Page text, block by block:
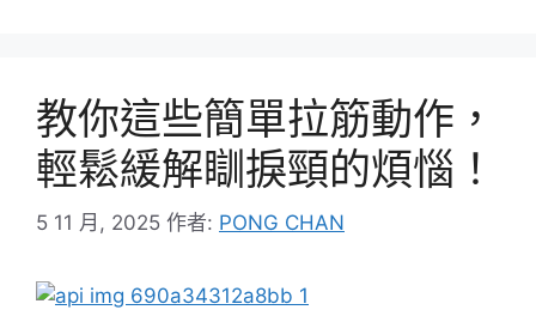
教你這些簡單拉筋動作，
輕鬆緩解瞓捩頸的煩惱！
5 11 月, 2025 作者: PONG CHAN